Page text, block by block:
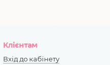
Клієнтам
Вхід до кабінету